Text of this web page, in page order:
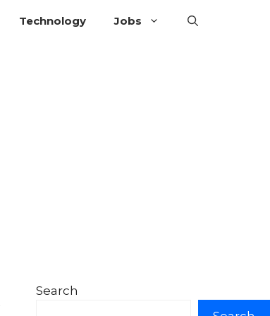
Technology Jobs
Search